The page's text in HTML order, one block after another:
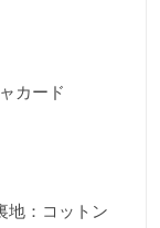
カード
地：コットン